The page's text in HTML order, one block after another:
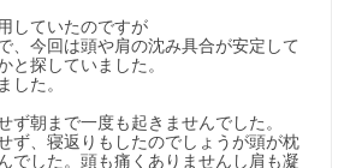
していたのですが
、今回は頭や肩の沈み具合が安定して
と探していました。
した。
ず朝まで一度も起きませんでした。
ず、寝返りもしたのでしょうが頭が枕
でした。頭も痛くありませんし肩も凝